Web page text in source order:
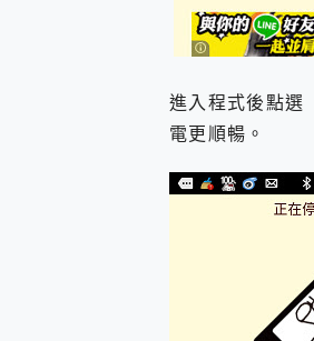
進入程式後點選
電更順暢。